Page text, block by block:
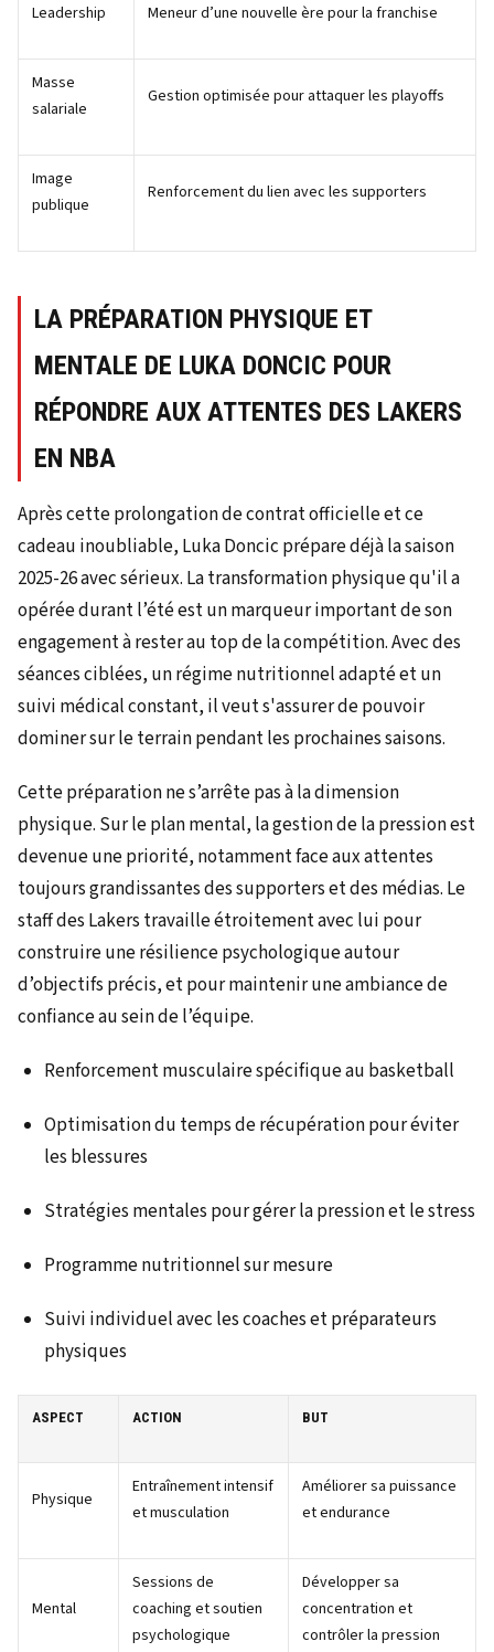
Leadership Meneur d’une nouvelle ère pour la franchise
Masse
salariale
Gestion optimisée pour attaquer les playoffs
Image
publique
Renforcement du lien avec les supporters
LA PRÉPARATION PHYSIQUE ET
MENTALE DE LUKA DONCIC POUR
RÉPONDRE AUX ATTENTES DES LAKERS
EN NBA
Après cette prolongation de contrat officielle et ce
cadeau inoubliable, Luka Doncic prépare déjà la saison
2025-26 avec sérieux. La transformation physique qu'il a
opérée durant l’été est un marqueur important de son
engagement à rester au top de la compétition. Avec des
séances ciblées, un régime nutritionnel adapté et un
suivi médical constant, il veut s'assurer de pouvoir
dominer sur le terrain pendant les prochaines saisons.
Cette préparation ne s’arrête pas à la dimension
physique. Sur le plan mental, la gestion de la pression est
devenue une priorité, notamment face aux attentes
toujours grandissantes des supporters et des médias. Le
staff des Lakers travaille étroitement avec lui pour
construire une résilience psychologique autour
d’objectifs précis, et pour maintenir une ambiance de
confiance au sein de l’équipe.
Renforcement musculaire spécifique au basketball
Optimisation du temps de récupération pour éviter
les blessures
Stratégies mentales pour gérer la pression et le stress
Programme nutritionnel sur mesure
Suivi individuel avec les coaches et préparateurs
physiques
ASPECT ACTION BUT
Physique
Entraînement intensif
et musculation
Améliorer sa puissance
et endurance
Mental
Sessions de
coaching et soutien
psychologique
Développer sa
concentration et
contrôler la pression